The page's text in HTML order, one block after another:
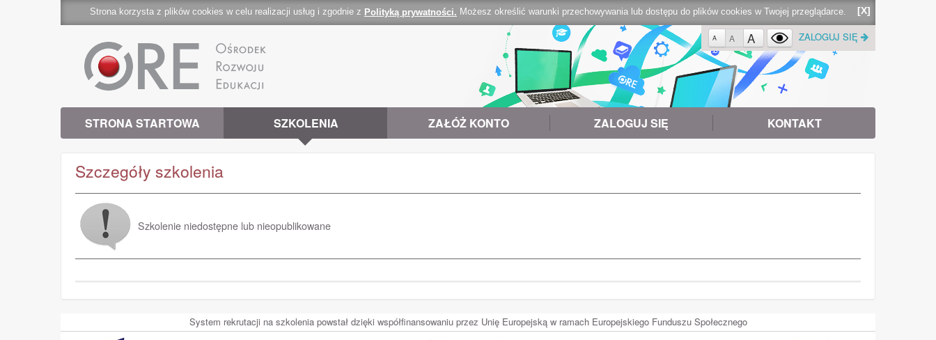
Strona korzysta z plików cookies w celu realizacji usług i zgodnie z Polityką prywatności. Możesz określić warunki przechowywania lub dostępu do plików cookies w Twojej przeglądarce. [X]
STRONA STARTOWA SZKOLENIA ZAŁÓŻ KONTO ZALOGUJ SIĘ KONTAKT
A A A ZALOGUJ SIĘ
Szczegóły szkolenia
Szkolenie niedostępne lub nieopublikowane
System rekrutacji na szkolenia powstał dzięki współfinansowaniu przez Unię Europejską w ramach Europejskiego Funduszu Społecznego